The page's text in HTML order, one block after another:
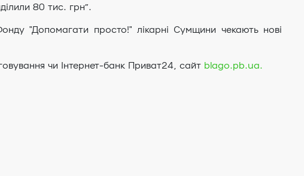
80 тис. грн”.
"Допомагати просто!" лікарні Сумщини чекають нові
чи Інтернет-банк Приват24, сайт blago.pb.ua.